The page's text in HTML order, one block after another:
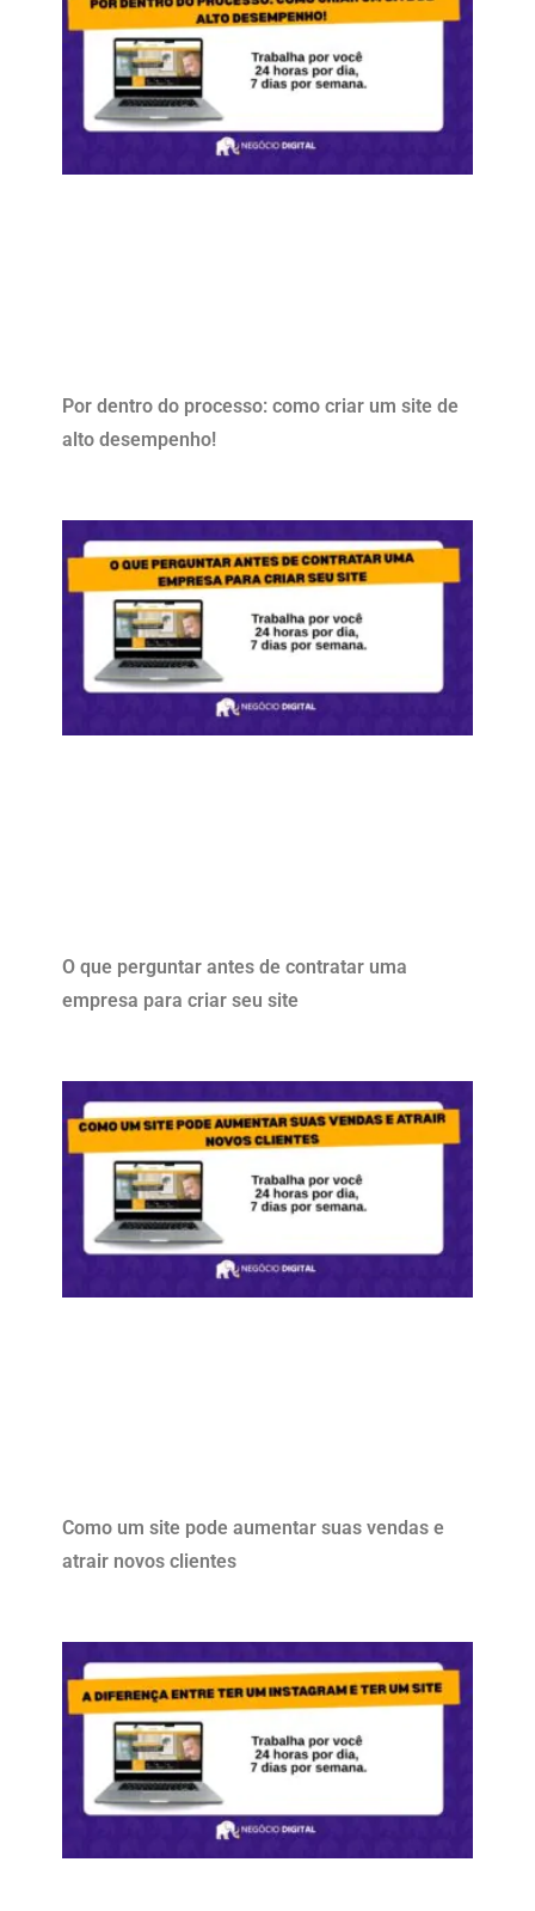
Por dentro do processo: como criar um site de
alto desempenho!
O que perguntar antes de contratar uma
empresa para criar seu site
Como um site pode aumentar suas vendas e
atrair novos clientes